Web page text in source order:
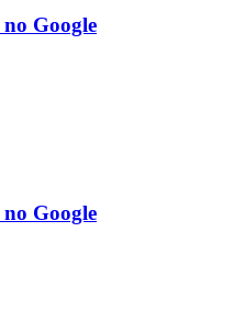
no Google
no Google